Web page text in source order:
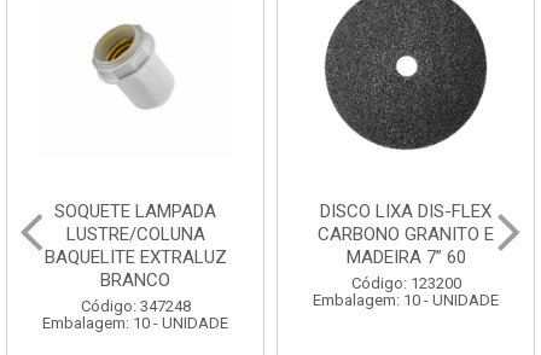
SOQUETE LAMPADA
LUSTRE/COLUNA
BAQUELITE EXTRALUZ
BRANCO
Código: 347248
Embalagem: 10 - UNIDADE
DISCO LIXA DIS-FLEX
CARBONO GRANITO E
MADEIRA 7” 60
Código: 123200
Embalagem: 10 - UNIDADE